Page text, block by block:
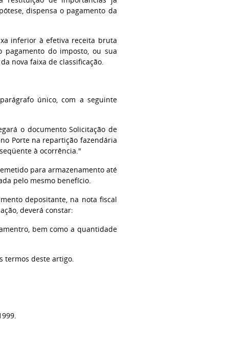
dispensa o pagamento da
inferior à efetiva receita bruta
do imposto, ou sua
nova faixa de classificação.
único, com a seguinte
o documento Solicitação de
Porte na repartição fazendária
à ocorrência."
para armazenamento até
pelo mesmo benefício.
depositante, na nota fiscal
deverá constar:
bem como a quantidade
termos deste artigo.